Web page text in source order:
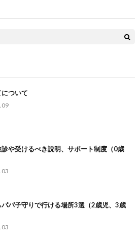
ついて
や受けるべき説明、サポート制度（0歳
パ子守りで行ける場所3選（2歳児、3歳